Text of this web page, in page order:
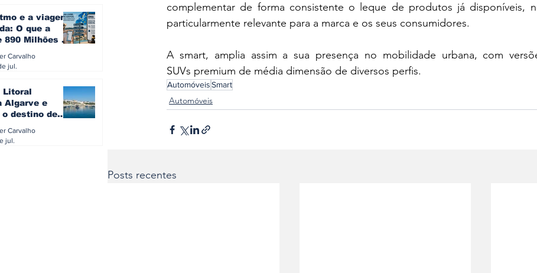
complementar de forma consistente o leque de produtos já disponíveis,
particularmente relevante para a marca e os seus consumidores.
A smart, amplia assim a sua presença no mobilidade urbana, com
SUVs premium de média dimensão de diversos perfis.
AutomóveisSmart
Automóveis
Posts recentes
e a viagem
O que a
890 Milhões à
do turista na
Carvalho
jul.
Litoral
Algarve e
o destino de
Carvalho
jul.